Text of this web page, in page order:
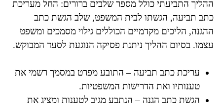
ההליך התביעתי כולל מספר שלבים ברורים: החל מעריכת
כתב תביעה, הגשתו לבית המשפט, שלב הגשת כתב
ההגנה, הליכים מקדמיים הכוללים גילוי מסמכים ומשפט
עצמו. בסיום ההליך ניתנת פסיקה הנוגעת לסעד המבוקש.
עריכת כתב תביעה – התובע מפרט במסמך רשמי את
טענותיו ואת הדרישות המשפטיות.
הגשת כתב הגנה – הנתבע מגיב לטענות ומציג את